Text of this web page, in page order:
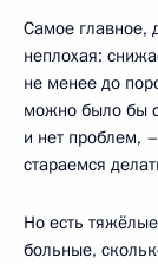
Самое главное,
неплохая:
не менее до
можно было бы
и нет проблем,
стараемся
Но есть
больные,